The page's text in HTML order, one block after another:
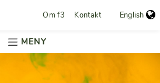
Om f3 Kontakt English
MENY